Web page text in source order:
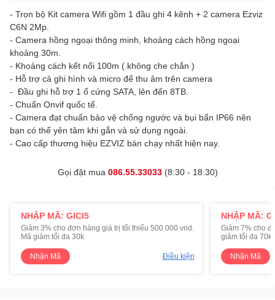
- Trọn bộ Kit camera Wifi gồm 1 đầu ghi 4 kênh + 2 camera Ezviz
C6N 2Mp.
- Camera hồng ngoại thông minh, khoảng cách hồng ngoại
khoảng 30m.
- Khoảng cách kết nối 100m ( không che chắn )
- Hỗ trợ cả ghi hình và micro để thu âm trên camera
- Đầu ghi hỗ trợ 1 ổ cứng SATA, lên đến 8TB.
- Chuẩn Onvif quốc tế.
- Camera đạt chuẩn bảo vệ chống ngước và bụi bẩn IP66 nên
bạn có thể yên tâm khi gắn và sử dụng ngoài.
- Cao cấp thương hiệu EZVIZ bán chạy nhất hiện nay.
Gọi đặt mua 086.55.33033(8:30 - 18:30)
NHẬP MÃ: GICI5
Giảm 3% cho đơn hàng giá trị tối thiểu 500.000 vnd.
Mã giảm tối đa 30k
Nhận Mã Điều kiện
NHẬP MÃ:
Giảm 7% cho
giảm tối đa 70k
Nhận Mã